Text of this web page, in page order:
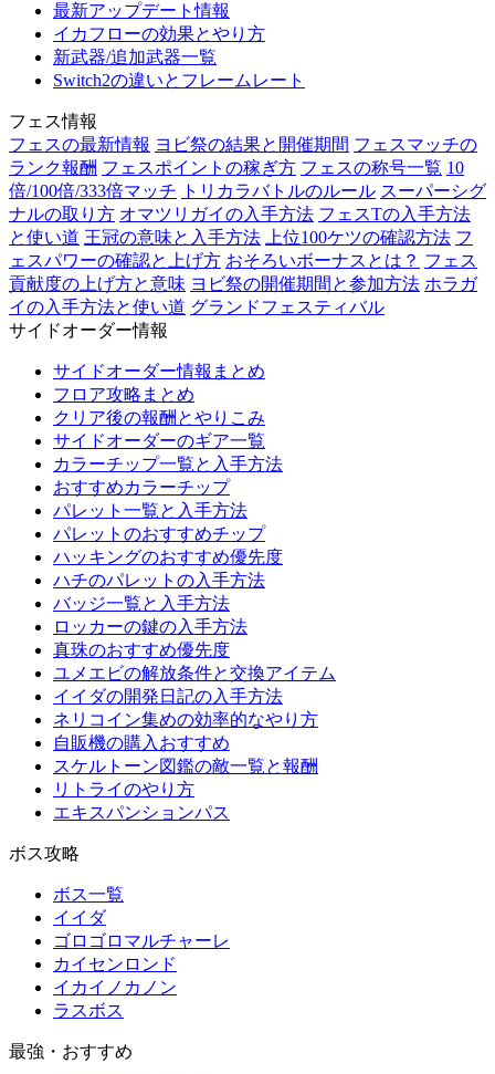
最新アップデート情報
イカフローの効果とやり方
新武器/追加武器一覧
Switch2の違いとフレームレート
フェス情報
フェスの最新情報 ヨビ祭の結果と開催期間 フェスマッチの
ランク報酬 フェスポイントの稼ぎ方 フェスの称号一覧 10
倍/100倍/333倍マッチ
トリカラバトルのルール スーパーシグ
ナルの取り方 オマツリガイの入手方法 フェスTの入手方法
と使い道 王冠の意味と入手方法 上位100ケツの確認方法 フ
ェスパワーの確認と上げ方 おそろいボーナスとは？ フェス
貢献度の上げ方と意味 ヨビ祭の開催期間と参加方法 ホラガ
イの入手方法と使い道 グランドフェスティバル
サイドオーダー情報
サイドオーダー情報まとめ
フロア攻略まとめ
クリア後の報酬とやりこみ
サイドオーダーのギア一覧
カラーチップ一覧と入手方法
おすすめカラーチップ
パレット一覧と入手方法
パレットのおすすめチップ
ハッキングのおすすめ優先度
ハチのパレットの入手方法
バッジ一覧と入手方法
ロッカーの鍵の入手方法
真珠のおすすめ優先度
ユメエビの解放条件と交換アイテム
イイダの開発日記の入手方法
ネリコイン集めの効率的なやり方
自販機の購入おすすめ
スケルトーン図鑑の敵一覧と報酬
リトライのやり方
エキスパンションパス
ボス攻略
ボス一覧
イイダ
ゴロゴロマルチャーレ
カイセンロンド
イカイノカノン
ラスボス
最強・おすすめ